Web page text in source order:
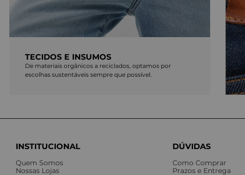
TECIDOS E INSUMOS
De materiais orgânicos a reciclados, optamos por
escolhas sustentáveis sempre que possível.
INSTITUCIONAL
Quem Somos
Nossas Lojas
DÚVIDAS
Como Comprar
Prazos e Entrega